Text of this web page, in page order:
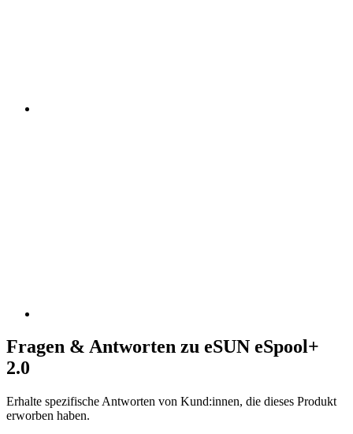
Fragen & Antworten zu eSUN eSpool+
2.0
Erhalte spezifische Antworten von Kund:innen, die dieses Produkt
erworben haben.